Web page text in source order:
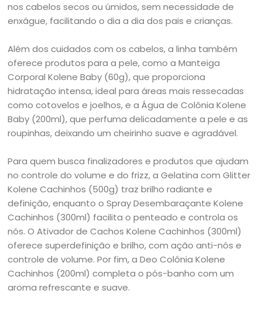
nos cabelos secos ou úmidos, sem necessidade de
enxágue, facilitando o dia a dia dos pais e crianças.
Além dos cuidados com os cabelos, a linha também
oferece produtos para a pele, como a Manteiga
Corporal Kolene Baby (60g), que proporciona
hidratação intensa, ideal para áreas mais ressecadas
como cotovelos e joelhos, e a Água de Colônia Kolene
Baby (200ml), que perfuma delicadamente a pele e as
roupinhas, deixando um cheirinho suave e agradável.
Para quem busca finalizadores e produtos que ajudam
no controle do volume e do frizz, a Gelatina com Glitter
Kolene Cachinhos (500g) traz brilho radiante e
definição, enquanto o Spray Desembaraçante Kolene
Cachinhos (300ml) facilita o penteado e controla os
nós. O Ativador de Cachos Kolene Cachinhos (300ml)
oferece superdefinição e brilho, com ação anti-nós e
controle de volume. Por fim, a Deo Colônia Kolene
Cachinhos (200ml) completa o pós-banho com um
aroma refrescante e suave.